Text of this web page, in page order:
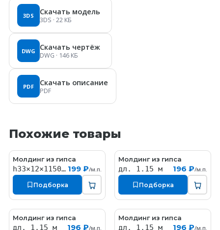
3DS Скачать модель
3DS · 22 КБ
DWG Скачать чертёж
DWG · 146 КБ
PDF Скачать описание
PDF
Похожие товары
MT171
Молдинг из гипса
h33×12×1150мм 199 ₽/м.п.
Подборка
MT068
Молдинг из гипса
дл. 1.15 м 196 ₽/м.п.
Подборка
MT034
Молдинг из гипса
дл. 1.15 м 196 ₽/м.п. MT050
Молдинг из гипса
дл. 1.15 м 196 ₽/м.п.